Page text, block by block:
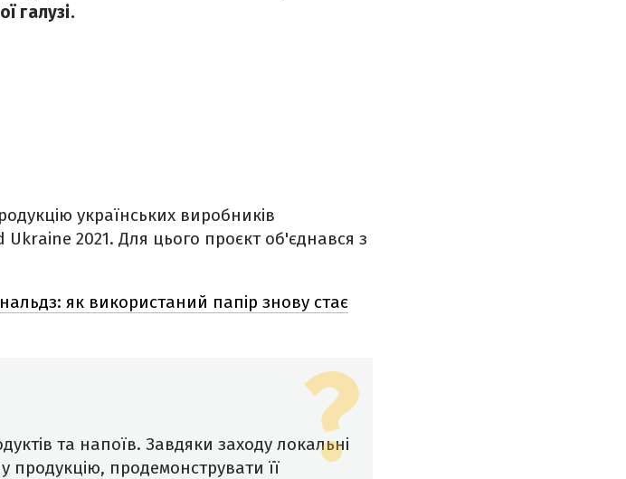
галузі.
українських виробників
2021. Для цього проєкт об'єднався з
як використаний папір знову стає
та напоїв. Завдяки заходу локальні
продемонструвати її